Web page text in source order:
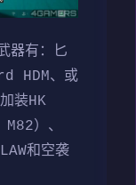
器有：匕
HDM、或
装HK
）、
和空袭